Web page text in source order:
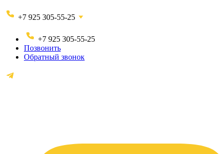
+7 925 305-55-25
+7 925 305-55-25
Позвонить
Обратный звонок